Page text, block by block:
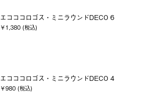
エコココロゴス・ミニラウンドDECO 6
￥1,380 (税込)
エコココロゴス・ミニラウンドDECO 4
￥980 (税込)